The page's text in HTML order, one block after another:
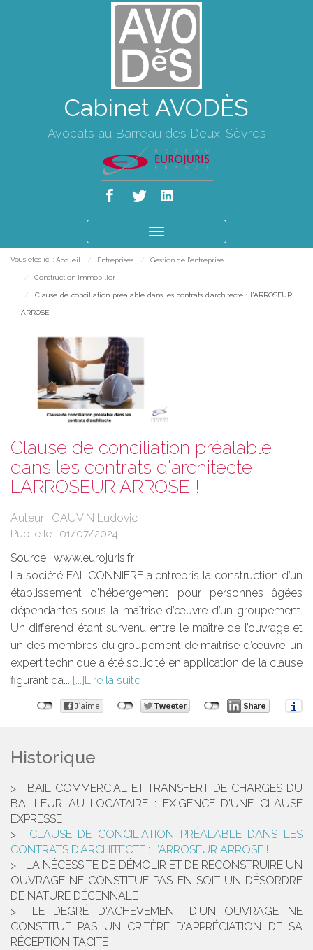
Cabinet AVODÈS
Avocats au Barreau des Deux-Sèvres
le
Vous êtes ici : Accueil Entreprises Gestion de l'entreprise
Construction Immobilier
Clause de conciliation préalable dans les contrats d'architecte : L’ARROSEUR
ARROSE !
Clause de conciliation préalable
dans les contrats d'architecte :
L’ARROSEUR ARROSE !
Auteur : GAUVIN Ludovic
Publié le : 01/07/2024
Source : www.eurojuris.fr
La société FALICONNIERE a entrepris la construction d’un
établissement d’hébergement pour personnes âgées
dépendantes sous la maîtrise d’œuvre d’un groupement.
Un différend étant survenu entre le maître de l’ouvrage et
un des membres du groupement de maîtrise d’œuvre, un
expert technique a été sollicité en application de la clause
figurant da...
Lire la suite
Historique
BAIL COMMERCIAL ET TRANSFERT DE CHARGES DU
BAILLEUR AU LOCATAIRE : EXIGENCE D'UNE CLAUSE
EXPRESSE
CLAUSE DE CONCILIATION PRÉALABLE DANS LES
CONTRATS D'ARCHITECTE : L’ARROSEUR ARROSE !
LA NÉCESSITÉ DE DÉMOLIR ET DE RECONSTRUIRE UN
OUVRAGE NE CONSTITUE PAS EN SOIT UN DÉSORDRE
DE NATURE DÉCENNALE
LE DEGRÉ D'ACHÈVEMENT D'UN OUVRAGE NE
CONSTITUE PAS UN CRITÈRE D'APPRÉCIATION DE SA
RÉCEPTION TACITE